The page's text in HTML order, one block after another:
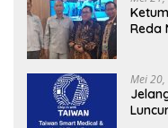
Reda
MBG,
Mei